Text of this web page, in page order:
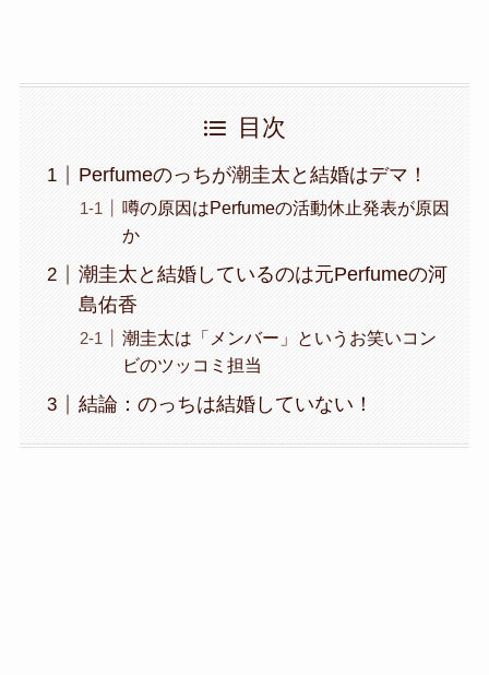
目次
Perfumeのっちが潮圭太と結婚はデマ！
噂の原因はPerfumeの活動休止発表が原因
か
潮圭太と結婚しているのは元Perfumeの河
島佑香
潮圭太は「メンバー」というお笑いコン
ビのツッコミ担当
結論：のっちは結婚していない！